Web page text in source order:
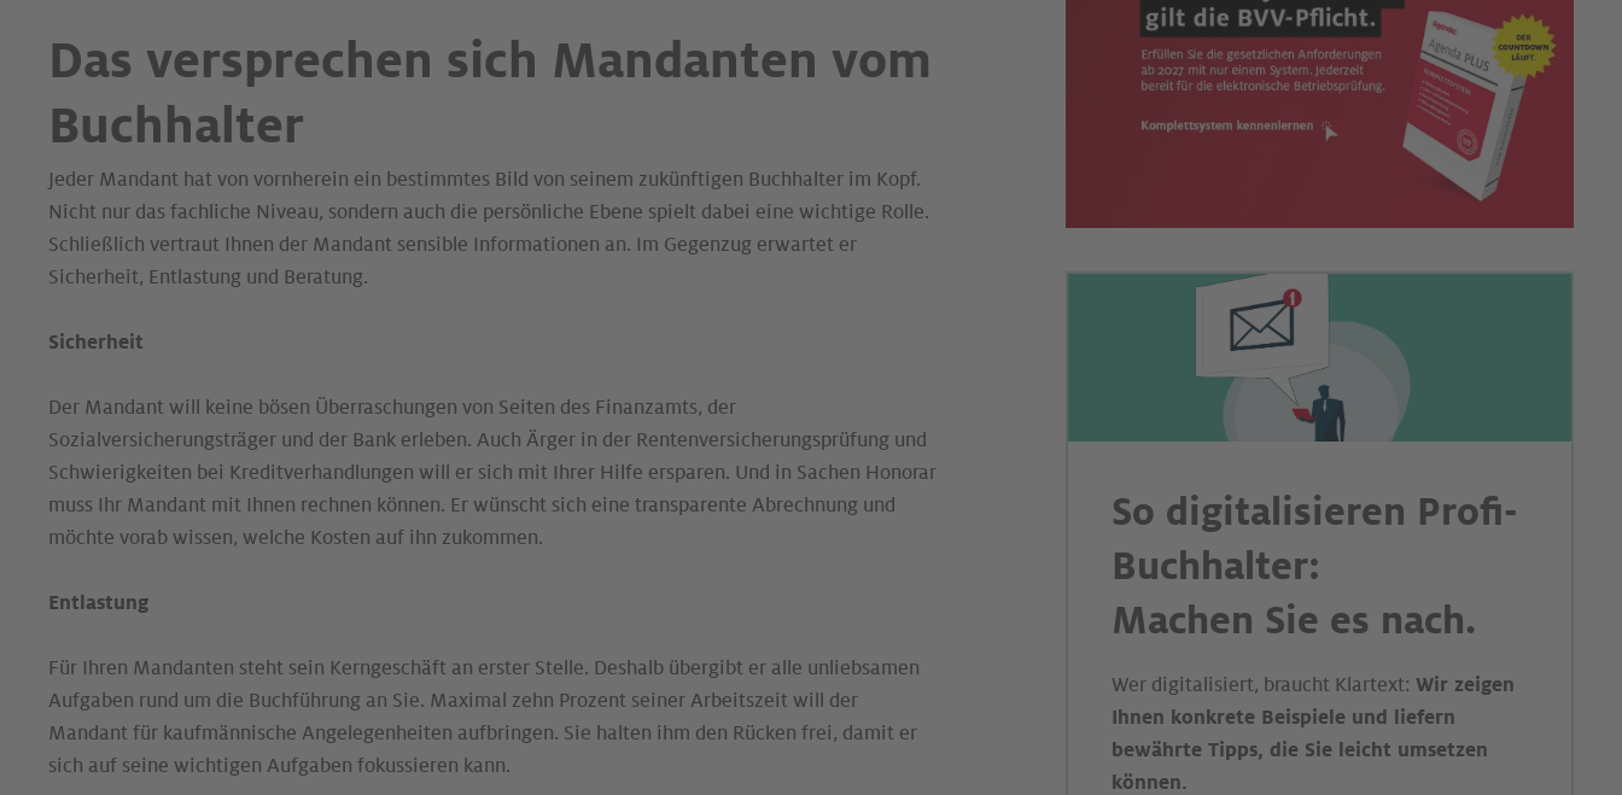
Das versprechen sich Mandanten vom
Buchhalter
Jeder Mandant hat von vornherein ein bestimmtes Bild von seinem zukünftigen Buchhalter im Kopf.
Nicht nur das fachliche Niveau, sondern auch die persönliche Ebene spielt dabei eine wichtige Rolle.
Schließlich vertraut Ihnen der Mandant sensible Informationen an. Im Gegenzug erwartet er
Sicherheit, Entlastung und Beratung.
Sicherheit
Der Mandant will keine bösen Überraschungen von Seiten des Finanzamts, der
Sozialversicherungsträger und der Bank erleben. Auch Ärger in der Rentenversicherungsprüfung und
Schwierigkeiten bei Kreditverhandlungen will er sich mit Ihrer Hilfe ersparen. Und in Sachen Honorar
muss Ihr Mandant mit Ihnen rechnen können. Er wünscht sich eine transparente Abrechnung und
möchte vorab wissen, welche Kosten auf ihn zukommen.
Entlastung
Für Ihren Mandanten steht sein Kerngeschäft an erster Stelle. Deshalb übergibt er alle unliebsamen
Aufgaben rund um die Buchführung an Sie. Maximal zehn Prozent seiner Arbeitszeit will der
Mandant für kaufmännische Angelegenheiten aufbringen. Sie halten ihm den Rücken frei, damit er
sich auf seine wichtigen Aufgaben fokussieren kann.
So digitalisieren Profi-
Buchhalter:
Machen Sie es nach.
Wer digitalisiert, braucht Klartext: Wir zeigen
Ihnen konkrete Beispiele und liefern
bewährte Tipps, die Sie leicht umsetzen
können.